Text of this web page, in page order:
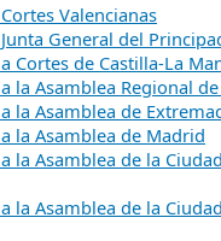
Valencianas
General del
Cortes de Castilla-La
la Asamblea Regional
la Asamblea de
la Asamblea de Madrid
la Asamblea de la
la Asamblea de la